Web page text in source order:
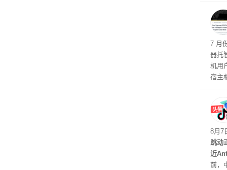
计
机
7 月
器托
机用
宿主
如
有可
最
8月7
跳动
近
前，